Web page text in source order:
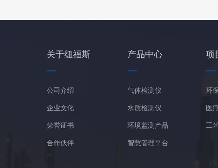
关于纽福斯
公司介绍
企业文化
荣誉证书
合作伙伴
产品中心
气体检测仪
水质检测仪
环境监测产品
智慧管理平台
项
环
医
工